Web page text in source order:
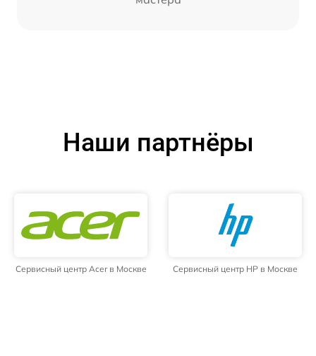
Наши партнёры
Сервисный центр Acer в Москве Сервисный центр HP в Москве